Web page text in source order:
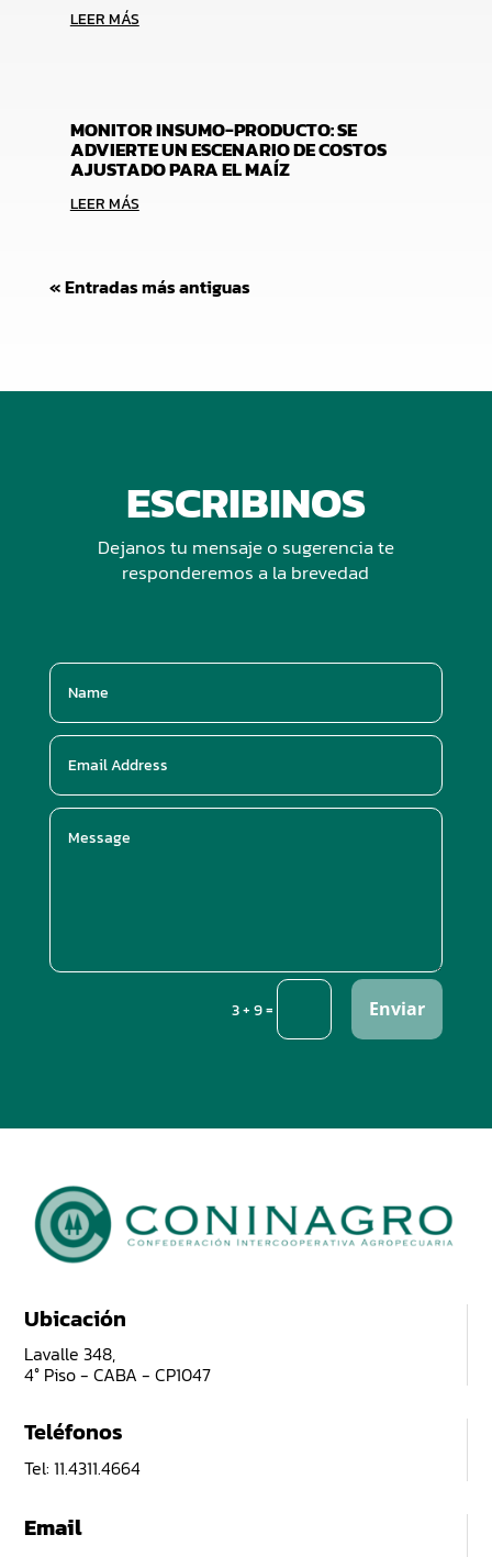
LEER MÁS
MONITOR INSUMO-PRODUCTO: SE
ADVIERTE UN ESCENARIO DE COSTOS
AJUSTADO PARA EL MAÍZ
LEER MÁS
« Entradas más antiguas
ESCRIBINOS
Dejanos tu mensaje o sugerencia te
responderemos a la brevedad
3 + 9= Enviar
Ubicación
Lavalle 348,
4° Piso - CABA - CP1047
Teléfonos
Tel: 11.4311.4664
Email